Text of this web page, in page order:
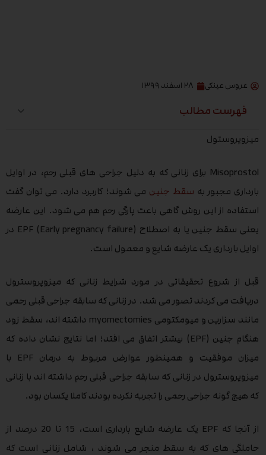
عروس عینکی ۲۸ اسفند ۱۳۹۹
فهرست مطالب
میزوپروستول
Misoprostol برای زنانی که به دلیل جراحی های قبلی رحم، در اوایل
بارداری مجبور به سقط جنین می شوند؛ کاربرد دارد. می توان گفت
استفاده از این روش گاهی باعث پارگی رحم هم می شود. این عارضه
یعنی سقط جنین یا به اصطلاح EPF (Early pregnancy failure) در
اوایل بارداری یک عارضه شایع و معمول است.
قبل از شروع تحقیقاتی در مورد شرایط زنانی که میزوپروسترول
دریافت می کردند تصور می شد. در زنانی که سابقه جراحی قبلی رحمی
مانند سزارین و میومکتومی myomectomies داشته اند، سقط زود
هنگام جنین (EPF) بیشتر اتفاق می افتد؛ اما نتایج نشان داده که
میزان موفقیت و همینطور عوارض مربوط به درمان EPF با
میزوپروسترول در زنانی که سابقه جراحی قبلی رحم داشته اند با زنانی
که هیچ گونه جراحی رحمی را تجربه نکرده بودند کاملا یکسان بود.
از آنجا که EPF یک عارضه شایع بارداری است، 15 تا 20 درصد از
حاملگی های که به سقط منجر می شوند ، شامل زنانی است که